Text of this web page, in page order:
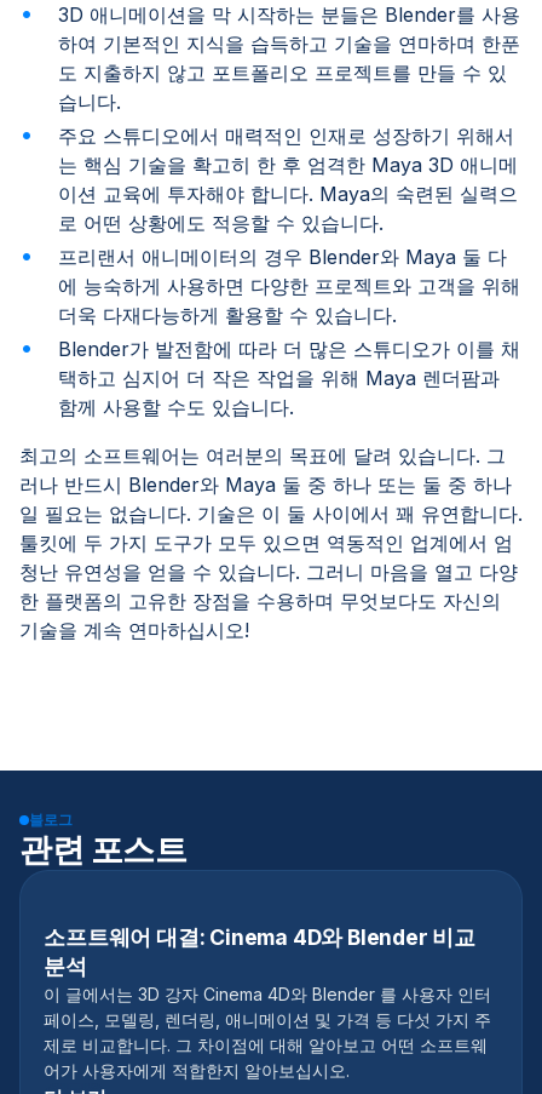
3D 애니메이션을 막 시작하는 분들은 Blender를 사용
하여 기본적인 지식을 습득하고 기술을 연마하며 한푼
도 지출하지 않고 포트폴리오 프로젝트를 만들 수 있
습니다.
주요 스튜디오에서 매력적인 인재로 성장하기 위해서
는 핵심 기술을 확고히 한 후 엄격한 Maya 3D 애니메
이션 교육에 투자해야 합니다. Maya의 숙련된 실력으
로 어떤 상황에도 적응할 수 있습니다.
프리랜서 애니메이터의 경우 Blender와 Maya 둘 다
에 능숙하게 사용하면 다양한 프로젝트와 고객을 위해
더욱 다재다능하게 활용할 수 있습니다.
Blender가 발전함에 따라 더 많은 스튜디오가 이를 채
택하고 심지어 더 작은 작업을 위해 Maya 렌더팜과
함께 사용할 수도 있습니다.
최고의 소프트웨어는 여러분의 목표에 달려 있습니다. 그
러나 반드시 Blender와 Maya 둘 중 하나 또는 둘 중 하나
일 필요는 없습니다. 기술은 이 둘 사이에서 꽤 유연합니다.
툴킷에 두 가지 도구가 모두 있으면 역동적인 업계에서 엄
청난 유연성을 얻을 수 있습니다. 그러니 마음을 열고 다양
한 플랫폼의 고유한 장점을 수용하며 무엇보다도 자신의
기술을 계속 연마하십시오!
블로그
관련 포스트
소프트웨어 대결: Cinema 4D와 Blender 비교
분석
이 글에서는 3D 강자 Cinema 4D와 Blender 를 사용자 인터
페이스, 모델링, 렌더링, 애니메이션 및 가격 등 다섯 가지 주
제로 비교합니다. 그 차이점에 대해 알아보고 어떤 소프트웨
어가 사용자에게 적합한지 알아보십시오.